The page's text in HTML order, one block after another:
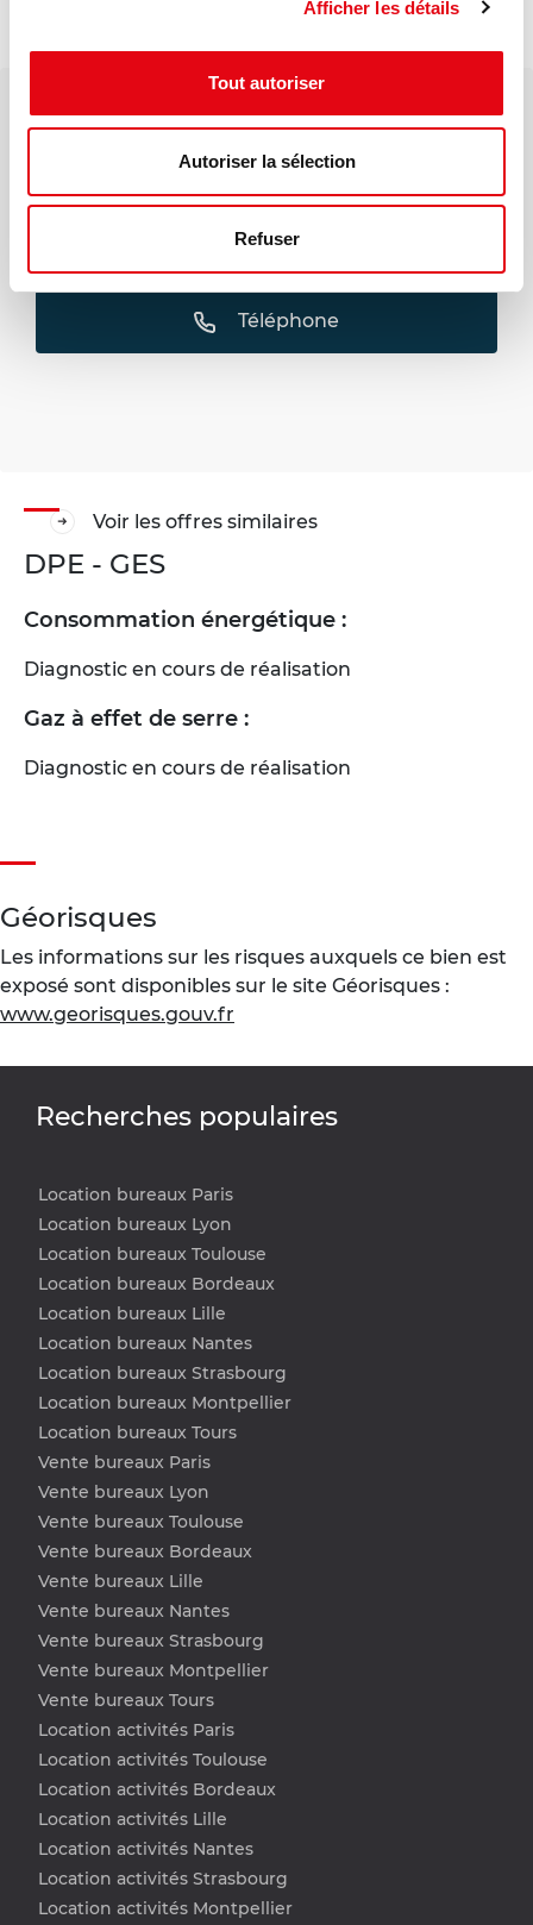
Afficher les détails
Tout autoriser
Autoriser la sélection
Refuser
Prolongement de la ligne de Métro 14 station
Vincent AVARRE
Mail
Téléphone
Voir les offres similaires
DPE - GES
Consommation énergétique :
Diagnostic en cours de réalisation
Gaz à effet de serre :
Diagnostic en cours de réalisation
Géorisques
Les informations sur les risques auxquels ce bien est
exposé sont disponibles sur le site Géorisques :
www.georisques.gouv.fr
Recherches populaires
Location bureaux Paris
Location bureaux Lyon
Location bureaux Toulouse
Location bureaux Bordeaux
Location bureaux Lille
Location bureaux Nantes
Location bureaux Strasbourg
Location bureaux Montpellier
Location bureaux Tours
Vente bureaux Paris
Vente bureaux Lyon
Vente bureaux Toulouse
Vente bureaux Bordeaux
Vente bureaux Lille
Vente bureaux Nantes
Vente bureaux Strasbourg
Vente bureaux Montpellier
Vente bureaux Tours
Location activités Paris
Location activités Toulouse
Location activités Bordeaux
Location activités Lille
Location activités Nantes
Location activités Strasbourg
Location activités Montpellier